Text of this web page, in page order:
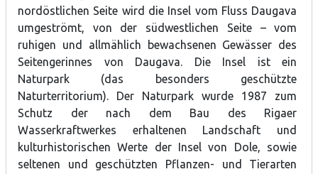
nordöstlichen Seite wird die Insel vom Fluss Daugava
umgeströmt, von der südwestlichen Seite – vom
ruhigen und allmählich bewachsenen Gewässer des
Seitengerinnes von Daugava. Die Insel ist ein
Naturpark (das besonders geschützte
Naturterritorium). Der Naturpark wurde 1987 zum
Schutz der nach dem Bau des Rigaer
Wasserkraftwerkes erhaltenen Landschaft und
kulturhistorischen Werte der Insel von Dole, sowie
seltenen und geschützten Pflanzen- und Tierarten